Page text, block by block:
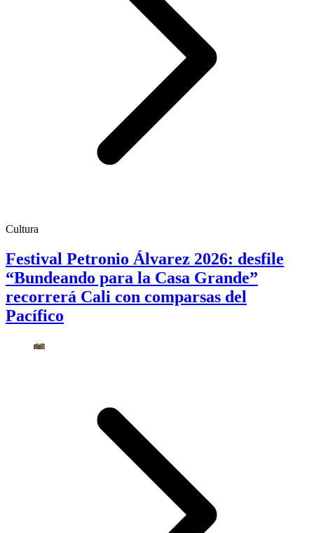
Cultura
Festival Petronio Álvarez 2026: desfile
“Bundeando para la Casa Grande”
recorrerá Cali con comparsas del
Pacífico